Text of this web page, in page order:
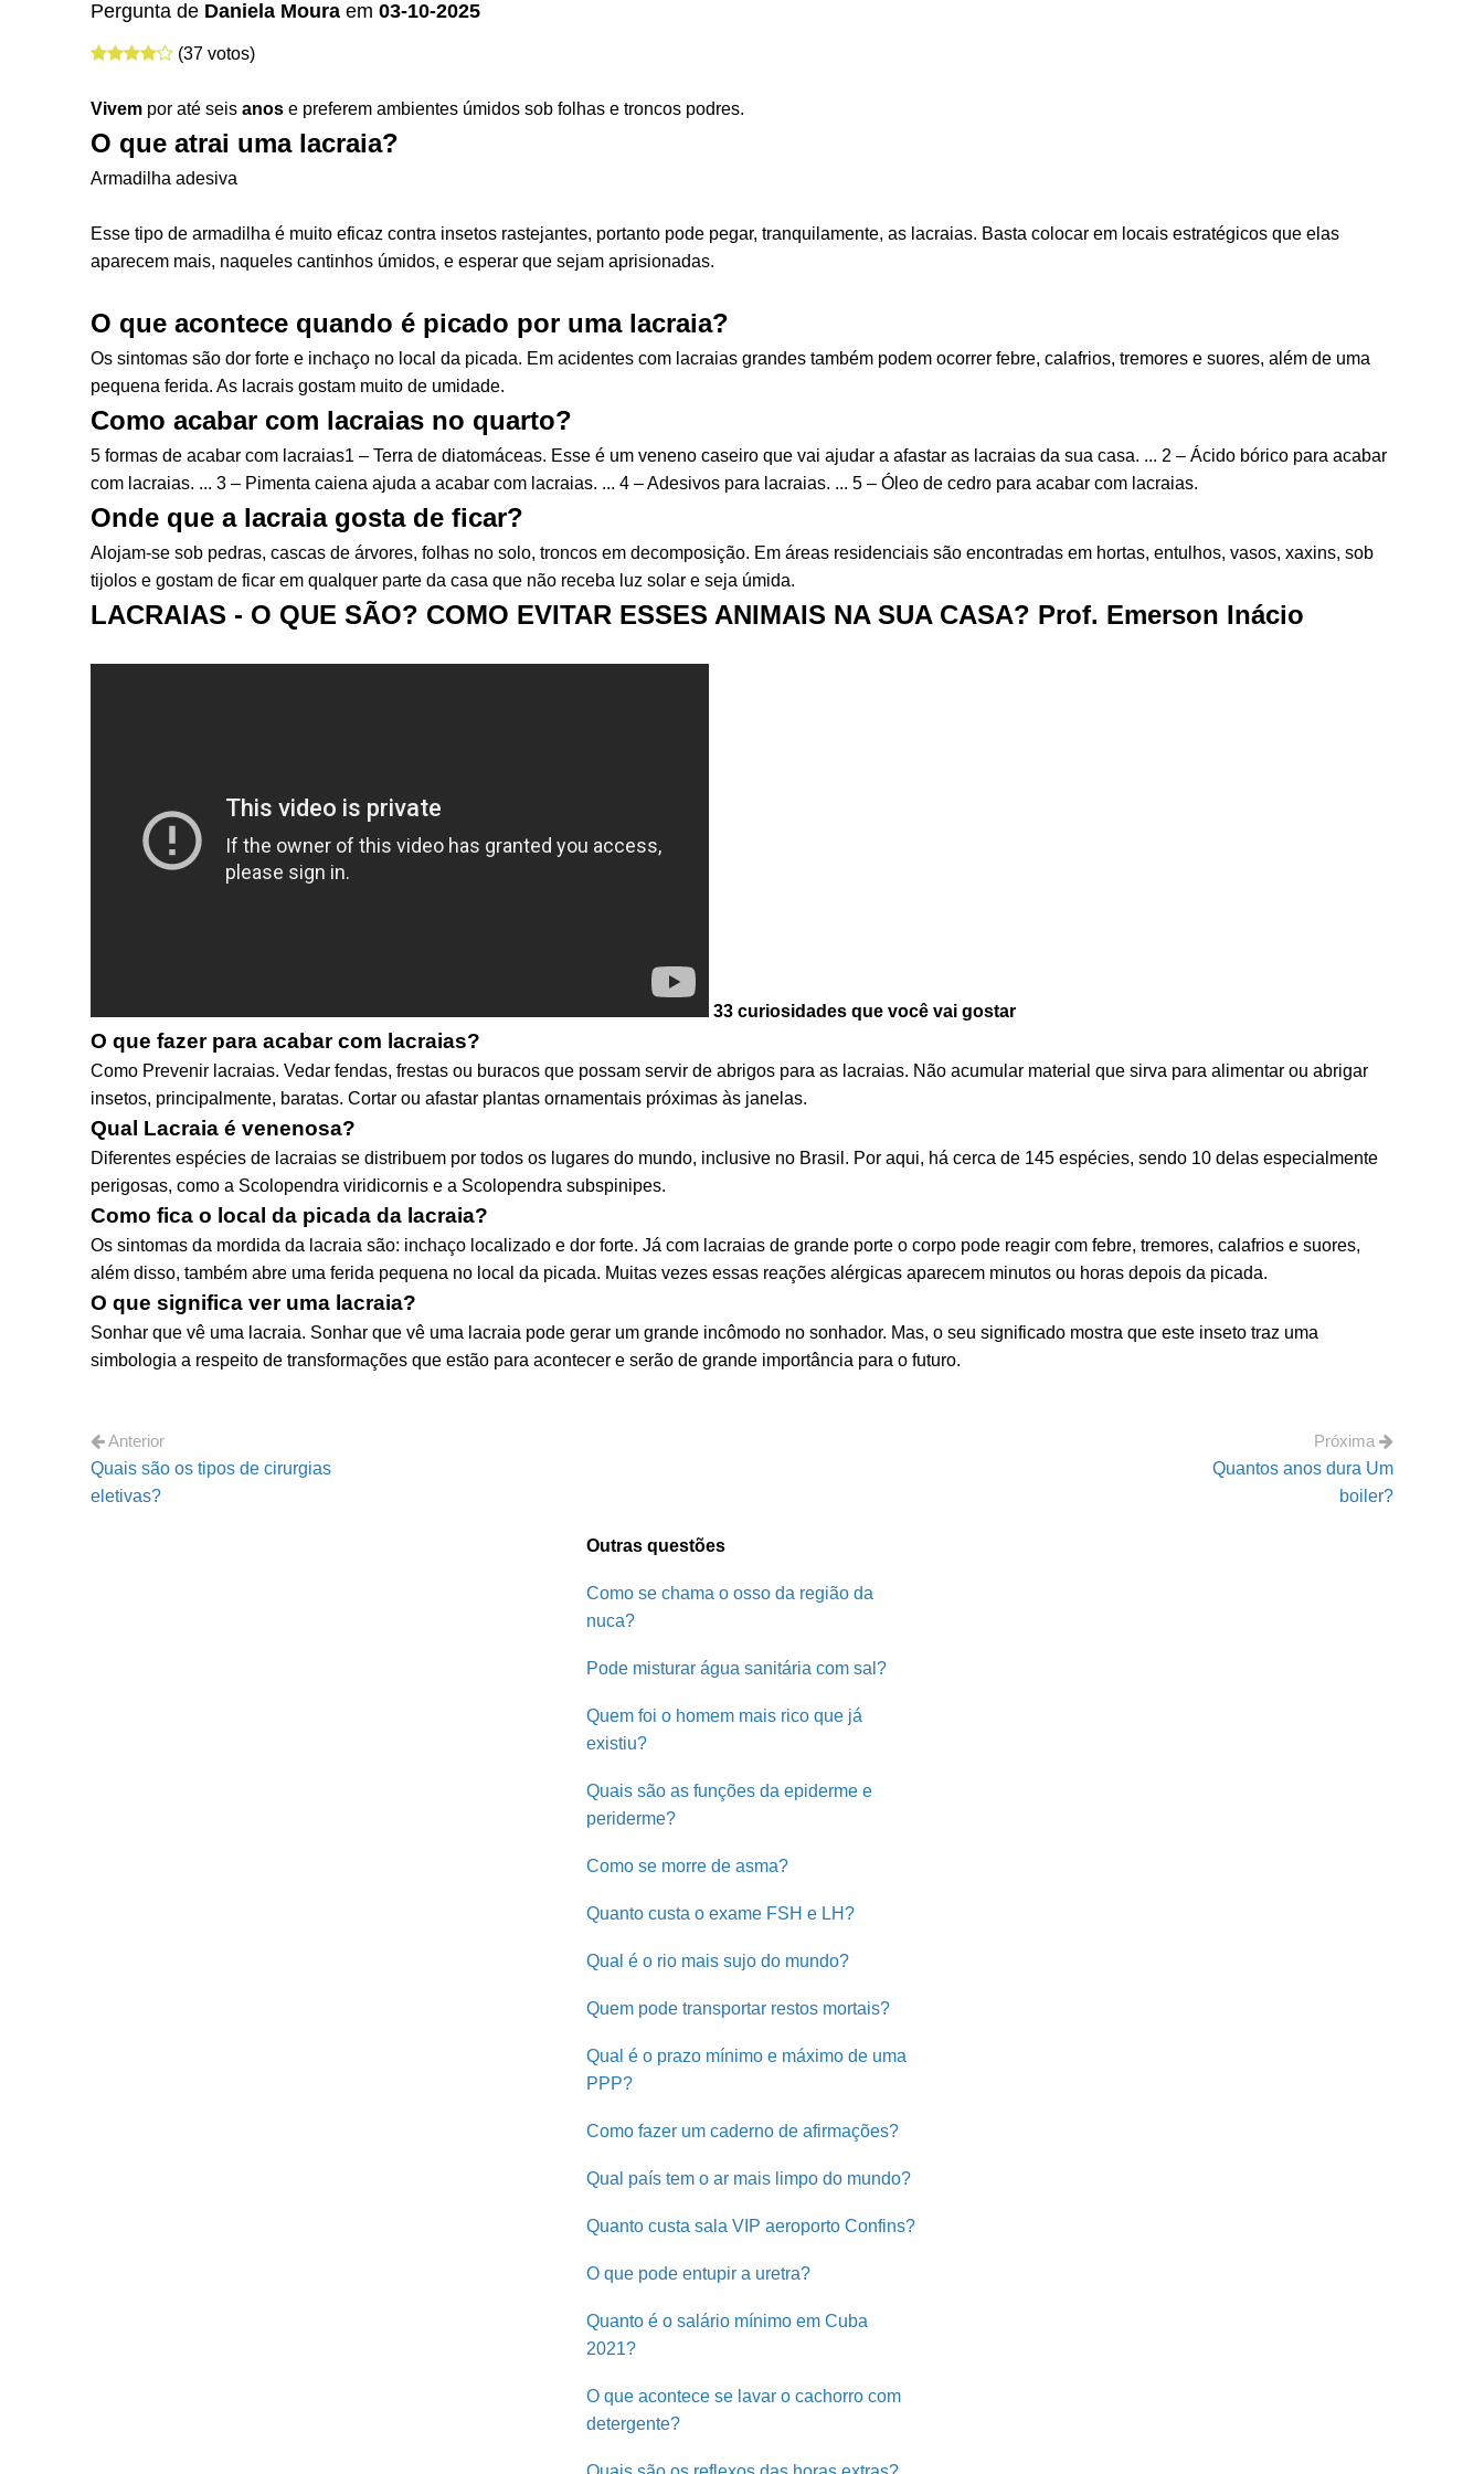
Pergunta de Daniela Moura em 03-10-2025
(37 votos)
Vivem por até seis anos e preferem ambientes úmidos sob folhas e troncos podres.
O que atrai uma lacraia?
Armadilha adesiva
Esse tipo de armadilha é muito eficaz contra insetos rastejantes, portanto pode pegar, tranquilamente, as lacraias. Basta colocar em locais estratégicos que elas
aparecem mais, naqueles cantinhos úmidos, e esperar que sejam aprisionadas.
O que acontece quando é picado por uma lacraia?
Os sintomas são dor forte e inchaço no local da picada. Em acidentes com lacraias grandes também podem ocorrer febre, calafrios, tremores e suores, além de uma
pequena ferida. As lacrais gostam muito de umidade.
Como acabar com lacraias no quarto?
5 formas de acabar com lacraias1 – Terra de diatomáceas. Esse é um veneno caseiro que vai ajudar a afastar as lacraias da sua casa. ... 2 – Ácido bórico para acabar
com lacraias. ... 3 – Pimenta caiena ajuda a acabar com lacraias. ... 4 – Adesivos para lacraias. ... 5 – Óleo de cedro para acabar com lacraias.
Onde que a lacraia gosta de ficar?
Alojam-se sob pedras, cascas de árvores, folhas no solo, troncos em decomposição. Em áreas residenciais são encontradas em hortas, entulhos, vasos, xaxins, sob
tijolos e gostam de ficar em qualquer parte da casa que não receba luz solar e seja úmida.
LACRAIAS - O QUE SÃO? COMO EVITAR ESSES ANIMAIS NA SUA CASA? Prof. Emerson Inácio
33 curiosidades que você vai gostar
O que fazer para acabar com lacraias?
Como Prevenir lacraias. Vedar fendas, frestas ou buracos que possam servir de abrigos para as lacraias. Não acumular material que sirva para alimentar ou abrigar
insetos, principalmente, baratas. Cortar ou afastar plantas ornamentais próximas às janelas.
Qual Lacraia é venenosa?
Diferentes espécies de lacraias se distribuem por todos os lugares do mundo, inclusive no Brasil. Por aqui, há cerca de 145 espécies, sendo 10 delas especialmente
perigosas, como a Scolopendra viridicornis e a Scolopendra subspinipes.
Como fica o local da picada da lacraia?
Os sintomas da mordida da lacraia são: inchaço localizado e dor forte. Já com lacraias de grande porte o corpo pode reagir com febre, tremores, calafrios e suores,
além disso, também abre uma ferida pequena no local da picada. Muitas vezes essas reações alérgicas aparecem minutos ou horas depois da picada.
O que significa ver uma lacraia?
Sonhar que vê uma lacraia. Sonhar que vê uma lacraia pode gerar um grande incômodo no sonhador. Mas, o seu significado mostra que este inseto traz uma
simbologia a respeito de transformações que estão para acontecer e serão de grande importância para o futuro.
Anterior
Quais são os tipos de cirurgias
eletivas?
Próxima
Quantos anos dura Um
boiler?
Outras questões
Como se chama o osso da região da
nuca?
Pode misturar água sanitária com sal?
Quem foi o homem mais rico que já
existiu?
Quais são as funções da epiderme e
periderme?
Como se morre de asma?
Quanto custa o exame FSH e LH?
Qual é o rio mais sujo do mundo?
Quem pode transportar restos mortais?
Qual é o prazo mínimo e máximo de uma
PPP?
Como fazer um caderno de afirmações?
Qual país tem o ar mais limpo do mundo?
Quanto custa sala VIP aeroporto Confins?
O que pode entupir a uretra?
Quanto é o salário mínimo em Cuba
2021?
O que acontece se lavar o cachorro com
detergente?